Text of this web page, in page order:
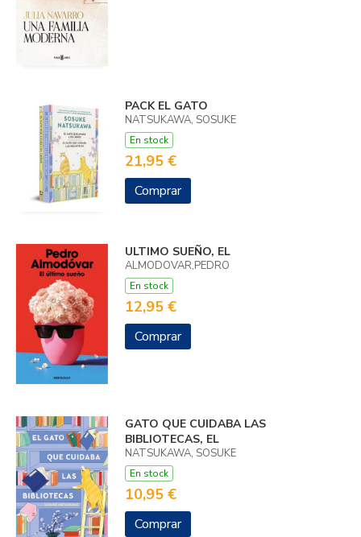
PACK EL GATO
NATSUKAWA, SOSUKE
En stock
21,95 €
Comprar
ULTIMO SUEÑO, EL
ALMODOVAR,PEDRO
En stock
12,95 €
Comprar
GATO QUE CUIDABA LAS
BIBLIOTECAS, EL
NATSUKAWA, SOSUKE
En stock
10,95 €
Comprar